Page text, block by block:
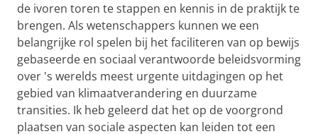
de ivoren toren te stappen en kennis in de praktijk te
brengen. Als wetenschappers kunnen we een
belangrijke rol spelen bij het faciliteren van op bewijs
gebaseerde en sociaal verantwoorde beleidsvorming
over 's werelds meest urgente uitdagingen op het
gebied van klimaatverandering en duurzame
transities. Ik heb geleerd dat het op de voorgrond
plaatsen van sociale aspecten kan leiden tot een